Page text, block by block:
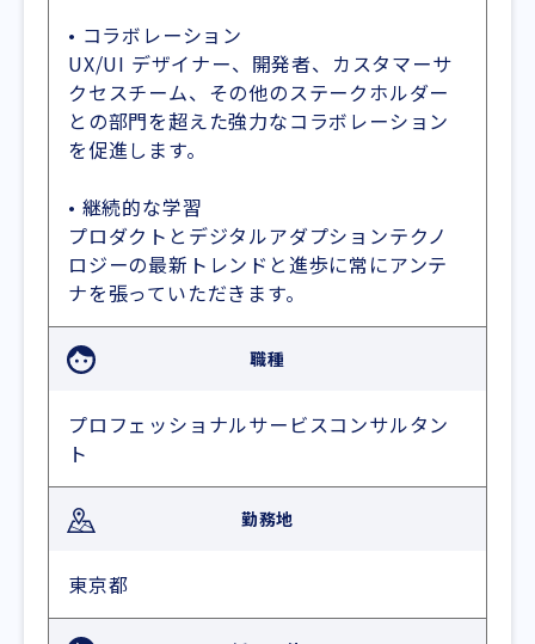
• コラボレーション
UX/UI デザイナー、開発者、カスタマーサ
クセスチーム、その他のステークホルダー
との部門を超えた強力なコラボレーション
を促進します。
• 継続的な学習
プロダクトとデジタルアダプションテクノ
ロジーの最新トレンドと進歩に常にアンテ
ナを張っていただきます。
職種
プロフェッショナルサービスコンサルタン
ト
勤務地
東京都